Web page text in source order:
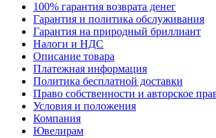
100% гарантия возврата денег
Гарантия и политика обслуживания
Гарантия на природный бриллиант
Налоги и НДС
Описание товара
Платежная информация
Политика бесплатной доставки
Право собственности и авторское
Условия и положения
Компания
Ювелирам